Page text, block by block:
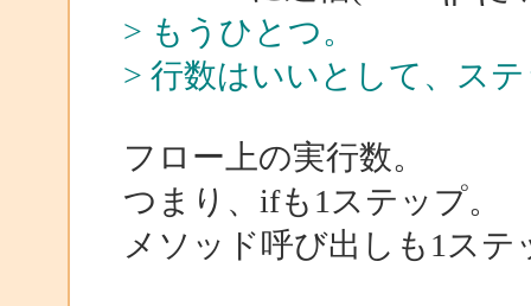
> もうひとつ。
> 行数はいいとして、ス
フロー上の実行数。
つまり、ifも1ステップ。
メソッド呼び出しも1ステ